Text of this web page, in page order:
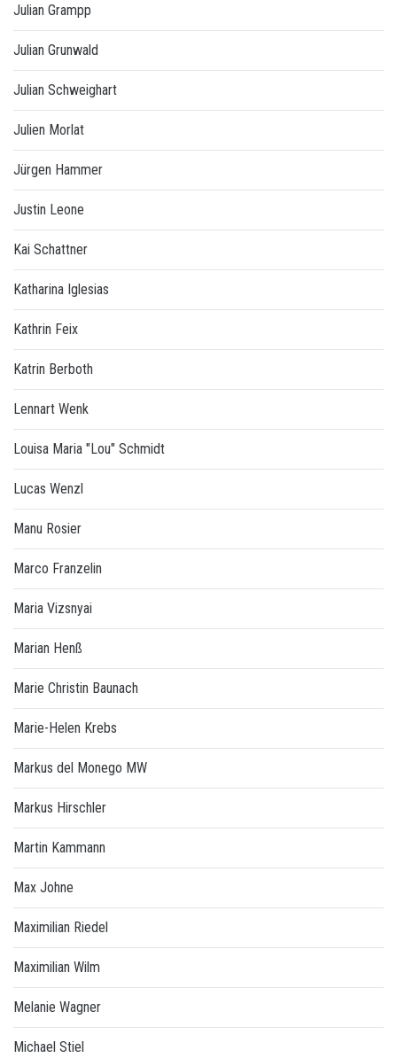
Julian Grampp
Julian Grunwald
Julian Schweighart
Julien Morlat
Jürgen Hammer
Justin Leone
Kai Schattner
Katharina Iglesias
Kathrin Feix
Katrin Berboth
Lennart Wenk
Louisa Maria "Lou" Schmidt
Lucas Wenzl
Manu Rosier
Marco Franzelin
Maria Vizsnyai
Marian Henß
Marie Christin Baunach
Marie-Helen Krebs
Markus del Monego MW
Markus Hirschler
Martin Kammann
Max Johne
Maximilian Riedel
Maximilian Wilm
Melanie Wagner
Michael Stiel